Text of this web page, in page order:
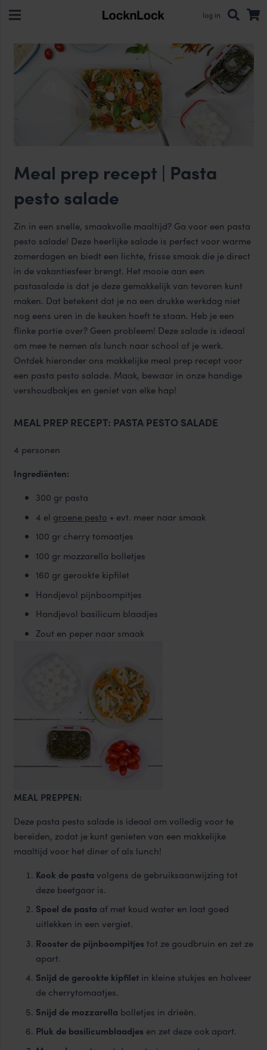
log in
Meal prep recept | Pasta
pesto salade
Zin in een snelle, smaakvolle maaltijd? Ga voor een pasta
pesto salade! Deze heerlijke salade is perfect voor warme
zomerdagen en biedt een lichte, frisse smaak die je direct
in de vakantiesfeer brengt. Het mooie aan een
pastasalade is dat je deze gemakkelijk van tevoren kunt
maken. Dat betekent dat je na een drukke werkdag niet
nog eens uren in de keuken hoeft te staan. Heb je een
flinke portie over? Geen probleem! Deze salade is ideaal
om mee te nemen als lunch naar school of je werk.
Ontdek hieronder ons makkelijke meal prep recept voor
een pasta pesto salade. Maak, bewaar in onze handige
vershoudbakjes en geniet van elke hap!
MEAL PREP RECEPT: PASTA PESTO SALADE
4 personen
Ingrediënten:
300 gr pasta
4 el groene pesto + evt. meer naar smaak
100 gr cherry tomaatjes
100 gr mozzarella bolletjes
160 gr gerookte kipfilet
Handjevol pijnboompitjes
Handjevol basilicum blaadjes
Zout en peper naar smaak
MEAL PREPPEN:
Deze pasta pesto salade is ideaal om volledig voor te
bereiden, zodat je kunt genieten van een makkelijke
maaltijd voor het diner of als lunch!
Kook de pasta volgens de gebruiksaanwijzing tot
deze beetgaar is.
Spoel de pasta af met koud water en laat goed
uitlekken in een vergiet.
Rooster de pijnboompitjes tot ze goudbruin en zet ze
apart.
Snijd de gerookte kipfilet in kleine stukjes en halveer
de cherrytomaatjes.
Snijd de mozzarella bolletjes in drieën.
Pluk de basilicumblaadjes en zet deze ook apart.